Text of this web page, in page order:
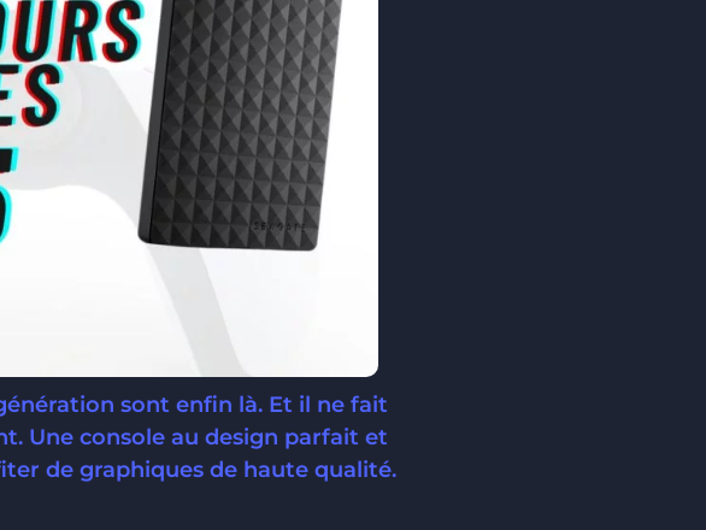
sont enfin là. Et il ne fait
Une console au design parfait et
de graphiques de haute qualité.